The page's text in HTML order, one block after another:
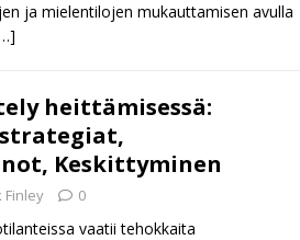
ja mielentilojen mukauttamisen avulla
heittämisessä:
Keskittyminen
Finley 0
vaatii tehokkaita